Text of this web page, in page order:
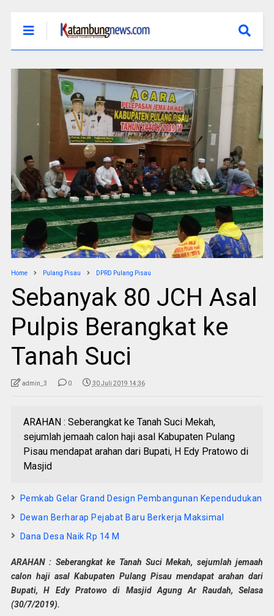
Home Pulang Pisau DPRD Pulang Pisau
Sebanyak 80 JCH Asal
Pulpis Berangkat ke
Tanah Suci
admin_3 0 30 Juli 2019 14:36
ARAHAN : Seberangkat ke Tanah Suci Mekah,
sejumlah jemaah calon haji asal Kabupaten Pulang
Pisau mendapat arahan dari Bupati, H Edy Pratowo di
Masjid
Pemkab Gelar Grand Design Pembangunan Kependudukan
Dewan Berharap Pejabat Baru Berkerja Maksimal
Dana Desa Naik Rp 14 M
ARAHAN : Seberangkat ke Tanah Suci Mekah, sejumlah jemaah
calon haji asal Kabupaten Pulang Pisau mendapat arahan dari
Bupati, H Edy Pratowo di Masjid Agung Ar Raudah, Selasa
(30/7/2019).